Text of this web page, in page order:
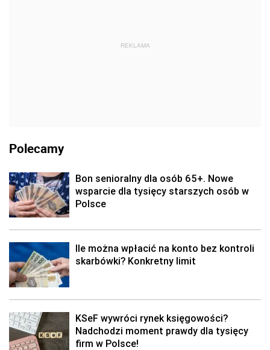
REKLAMA
Polecamy
Bon senioralny dla osób 65+. Nowe
wsparcie dla tysięcy starszych osób w
Polsce
Ile można wpłacić na konto bez kontroli
skarbówki? Konkretny limit
KSeF wywróci rynek księgowości?
Nadchodzi moment prawdy dla tysięcy
firm w Polsce!